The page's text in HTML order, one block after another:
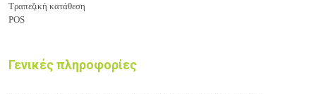
Τραπεζική κατάθεση
POS
Γενικές πληροφορίες